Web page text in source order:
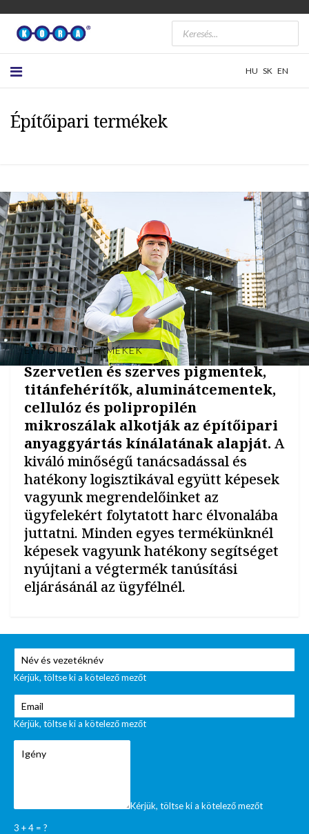
HU SK EN
Építőipari termékek
ÉPÍTŐIPARI TERMÉKEK
Szervetlen és szerves pigmentek,
titánfehérítők, aluminátcementek,
cellulóz és polipropilén
mikroszálak alkotják az építőipari
anyaggyártás kínálatának alapját. A
kiváló minőségű tanácsadással és
hatékony logisztikával együtt képesek
vagyunk megrendelőinket az
ügyfelekért folytatott harc élvonalába
juttatni. Minden egyes termékünknél
képesek vagyunk hatékony segítséget
nyújtani a végtermék tanúsítási
eljárásánál az ügyfélnél.
Kérjük, töltse ki a kötelező mezőt
Kérjük, töltse ki a kötelező mezőt
Kérjük, töltse ki a kötelező mezőt
3 + 4 = ?